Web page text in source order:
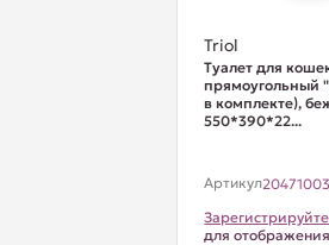
Triol
Туалет для
прямоугольный
в комплекте),
550*390*22...
Артикул
для